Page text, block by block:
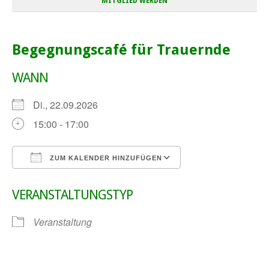
Begegnungscafé für Trauernde
WANN
Di., 22.09.2026
15:00 - 17:00
ZUM KALENDER HINZUFÜGEN
VERANSTALTUNGSTYP
Veranstaltung